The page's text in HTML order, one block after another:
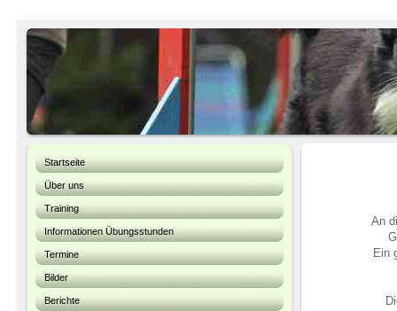
Startseite
Über uns
Training
Informationen Übungsstunden
Termine
Bilder
Berichte
An
Ein